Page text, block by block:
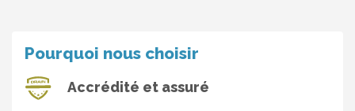
Pourquoi nous choisir
Accrédité et assuré